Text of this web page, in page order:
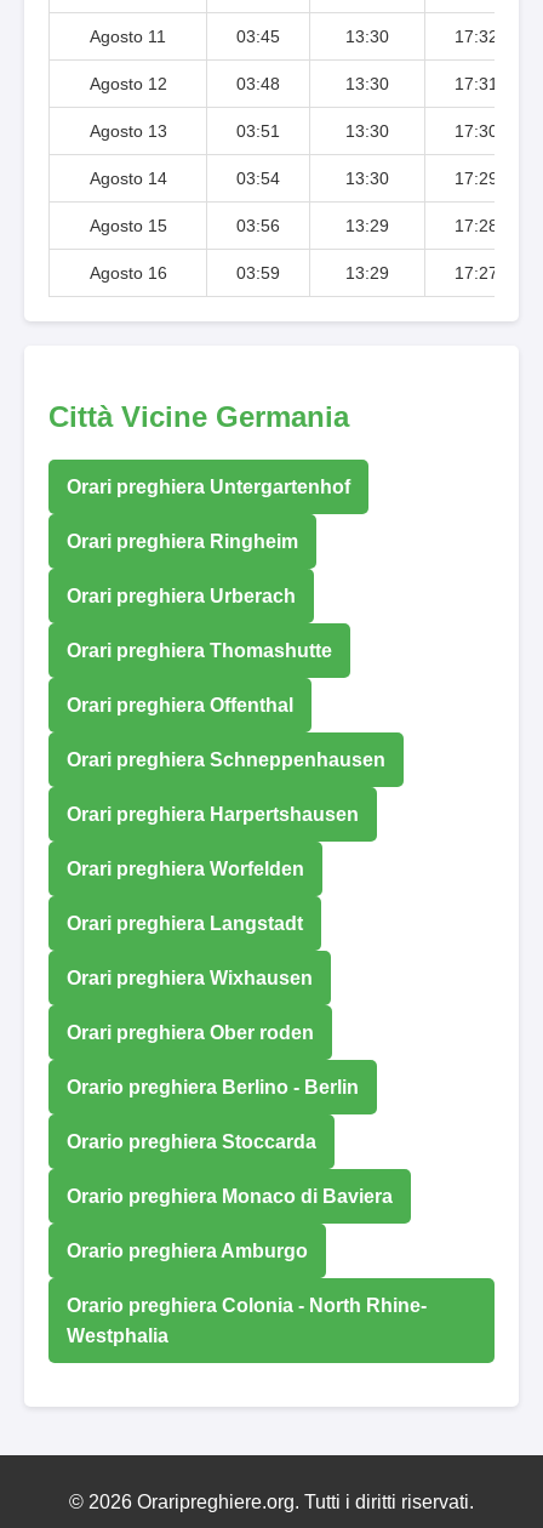
Agosto 11 03:45 13:30 17:32
Agosto 12 03:48 13:30 17:31
Agosto 13 03:51 13:30 17:30
Agosto 14 03:54 13:30 17:29
Agosto 15 03:56 13:29 17:28
Agosto 16 03:59 13:29 17:27
Città Vicine Germania
Orari preghiera Untergartenhof
Orari preghiera Ringheim
Orari preghiera Urberach
Orari preghiera Thomashutte
Orari preghiera Offenthal
Orari preghiera Schneppenhausen
Orari preghiera Harpertshausen
Orari preghiera Worfelden
Orari preghiera Langstadt
Orari preghiera Wixhausen
Orari preghiera Ober roden
Orario preghiera Berlino - Berlin
Orario preghiera Stoccarda
Orario preghiera Monaco di Baviera
Orario preghiera Amburgo
Orario preghiera Colonia - North Rhine-
Westphalia
© 2026 Oraripreghiere.org. Tutti i diritti riservati.